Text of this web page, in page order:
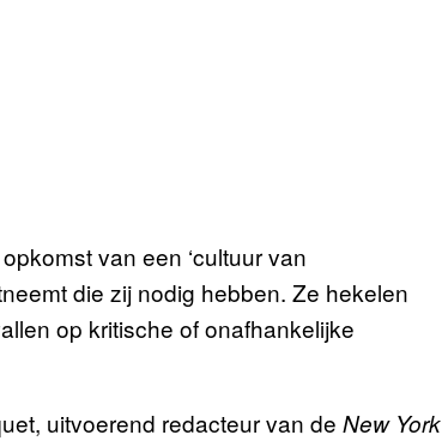
van een ‘cultuur van
die zij nodig hebben. Ze hekelen
op kritische of onafhankelijke
uitvoerend redacteur van de New York